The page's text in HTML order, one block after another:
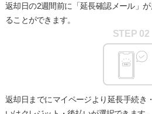
返却日の2週間前に「延長確認メール」
ることができます。
STEP 02
返却日までにマイページより延長手続き